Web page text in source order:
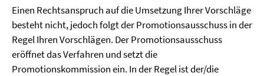
Einen Rechtsanspruch auf die Umsetzung Ihrer Vorschläge
besteht nicht, jedoch folgt der Promotionsausschuss in der
Regel Ihren Vorschlägen. Der Promotionsausschuss
eröffnet das Verfahren und setzt die
Promotionskommission ein. In der Regel ist der/die